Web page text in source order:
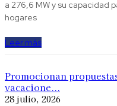
a 276,6 MW y su capacidad
hogares
Leer más
Promocionan
vacacione...
28 julio, 2026